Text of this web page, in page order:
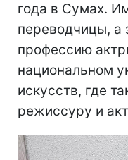
года в Сумах.
переводчицы, а
профессию
национальном
искусств, где
режиссуру и